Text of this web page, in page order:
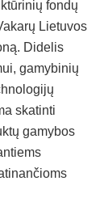
fondų
Lietuvos
Didelis
gamybinių
skatinti
gamybos